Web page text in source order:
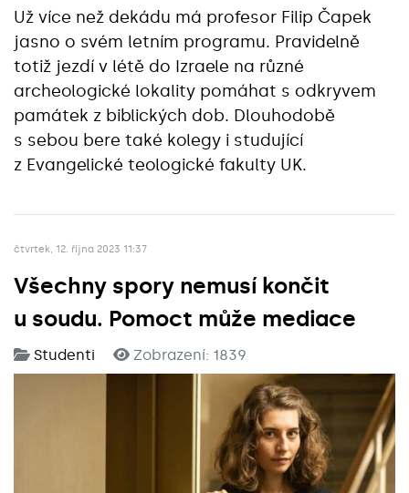
Už více než dekádu má profesor Filip Čapek
jasno o svém letním programu. Pravidelně
totiž jezdí v létě do Izraele na různé
archeologické lokality pomáhat s odkryvem
památek z biblických dob. Dlouhodobě
s sebou bere také kolegy i studující
z Evangelické teologické fakulty UK.
čtvrtek, 12. října 2023 11:37
Všechny spory nemusí končit
u soudu. Pomoct může mediace
Studenti Zobrazení: 1839